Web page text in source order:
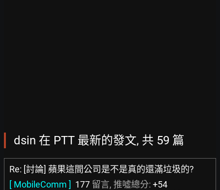
dsin 在 PTT 最新的發文, 共 59 篇
Re: [討論] 蘋果這間公司是不是真的還滿垃圾的?
[ MobileComm ] 177 留言, 推噓總分: +54